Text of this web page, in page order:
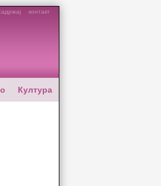
контакт
Култура